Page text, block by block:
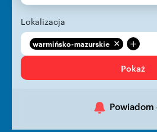
Lokalizacja
warmińsko-mazurskie +
Pokaż